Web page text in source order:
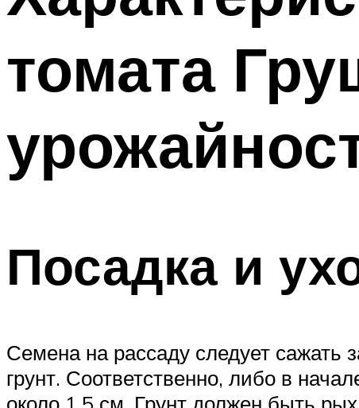
томата
Посадка и
Семена на рассаду следует сажать
грунт. Соответственно, либо в